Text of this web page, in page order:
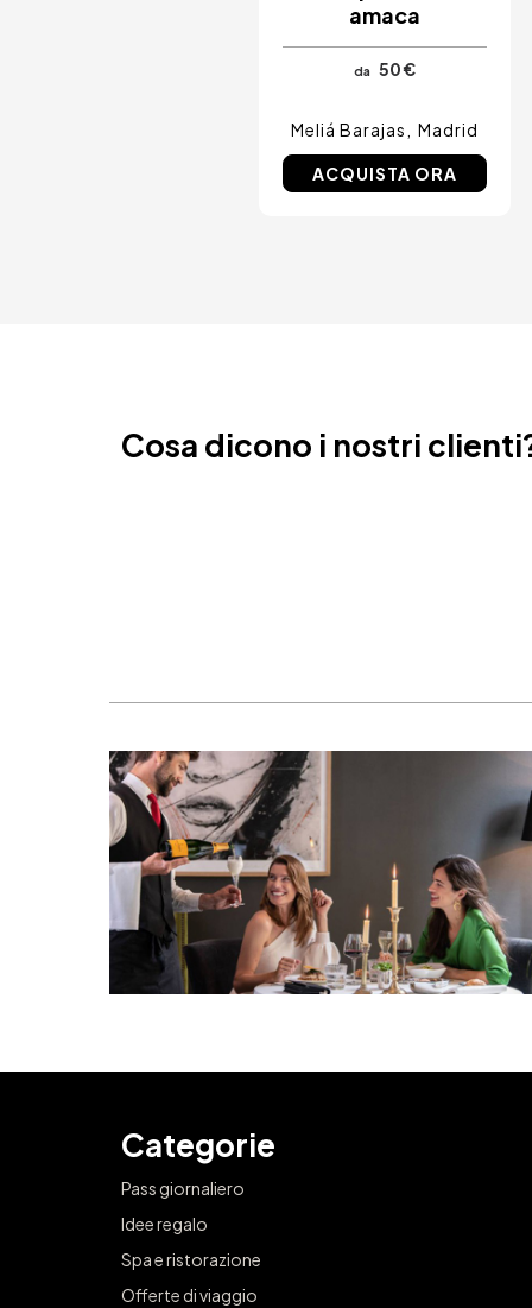
amaca
da 50 €
Meliá Barajas Madrid
ACQUISTA ORA
Cosa dicono i nostri
Categorie
Pass giornaliero
Idee regalo
Spa e ristorazione
Offerte di viaggio